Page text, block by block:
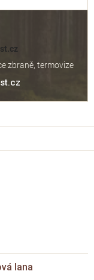
zbraně, termovize
lana